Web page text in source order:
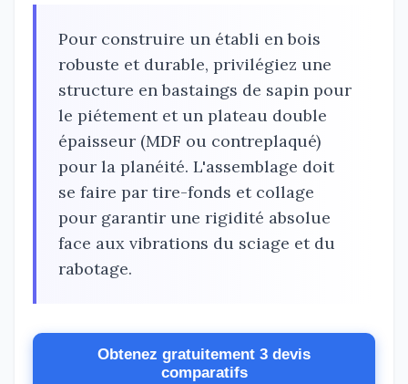
Pour construire un établi en bois
robuste et durable, privilégiez une
structure en bastaings de sapin pour
le piétement et un plateau double
épaisseur (MDF ou contreplaqué)
pour la planéité. L'assemblage doit
se faire par tire-fonds et collage
pour garantir une rigidité absolue
face aux vibrations du sciage et du
rabotage.
Obtenez gratuitement 3 devis
comparatifs